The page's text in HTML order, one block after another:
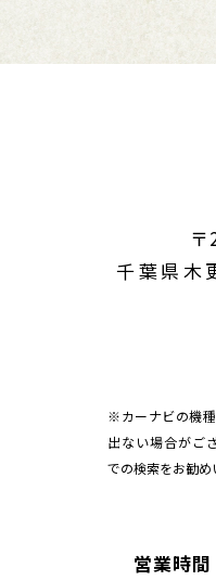
千葉県木
※カーナビの機
出ない場合がご
での検索をお勧め
営業時